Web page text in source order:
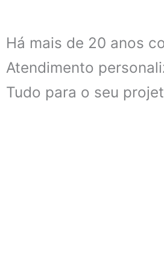
Há mais de 20 anos
Atendimento
Tudo para o seu